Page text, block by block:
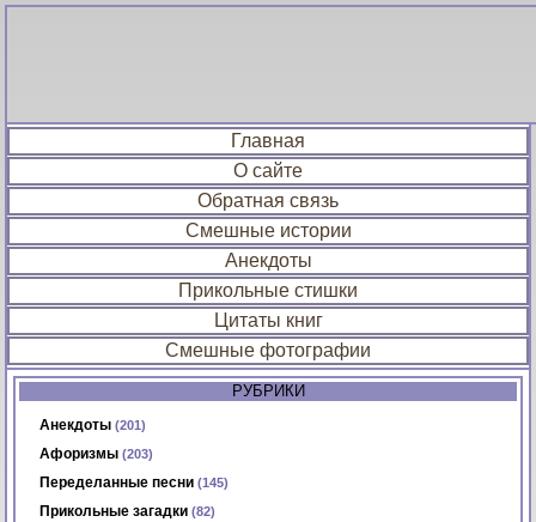
Главная
О сайте
Обратная связь
Смешные истории
Анекдоты
Прикольные стишки
Цитаты книг
Смешные фотографии
РУБРИКИ
Анекдоты (201)
Афоризмы (203)
Переделанные песни (145)
Прикольные загадки (82)